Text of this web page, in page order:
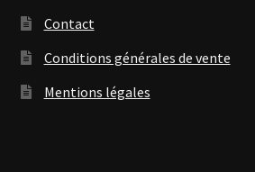
Contact
Conditions générales de vente
Mentions légales